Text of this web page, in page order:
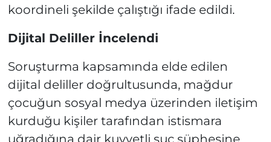
koordineli şekilde çalıştığı ifade edildi.
Dijital Deliller İncelendi
Soruşturma kapsamında elde edilen
dijital deliller doğrultusunda, mağdur
çocuğun sosyal medya üzerinden iletişim
kurduğu kişiler tarafından istismara